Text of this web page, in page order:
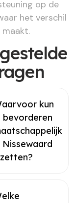
op de
het verschil
maakt.
kun
bevorderen
Nissewaard